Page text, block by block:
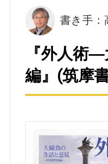
書き手：
『外人術
編』(筑摩